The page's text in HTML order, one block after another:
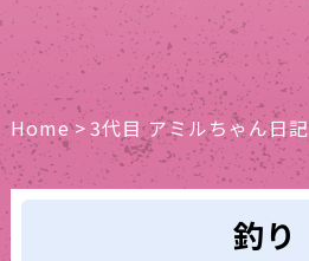
Home>3代目 アミルちゃん日記
釣り